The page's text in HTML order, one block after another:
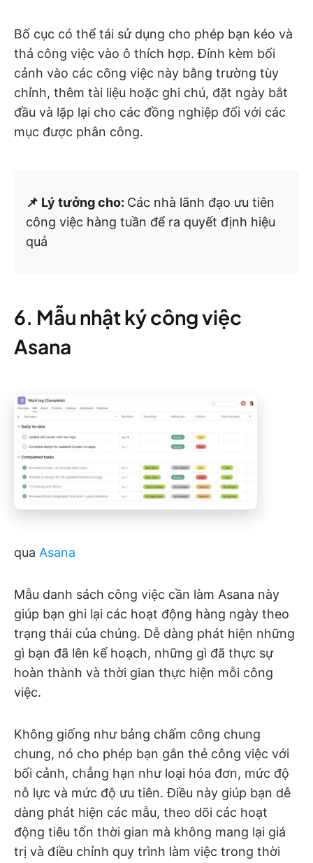
Bố cục có thể tái sử dụng cho phép bạn kéo và
thả công việc vào ô thích hợp. Đính kèm bối
cảnh vào các công việc này bằng trường tùy
chỉnh, thêm tài liệu hoặc ghi chú, đặt ngày bắt
đầu và lặp lại cho các đồng nghiệp đối với các
mục được phân công.
📌 Lý tưởng cho: Các nhà lãnh đạo ưu tiên
công việc hàng tuần để ra quyết định hiệu
quả
6. Mẫu nhật ký công việc
Asana
qua Asana
Mẫu danh sách công việc cần làm Asana này
giúp bạn ghi lại các hoạt động hàng ngày theo
trạng thái của chúng. Dễ dàng phát hiện những
gì bạn đã lên kế hoạch, những gì đã thực sự
hoàn thành và thời gian thực hiện mỗi công
việc.
Không giống như bảng chấm công chung
chung, nó cho phép bạn gắn thẻ công việc với
bối cảnh, chẳng hạn như loại hóa đơn, mức độ
nỗ lực và mức độ ưu tiên. Điều này giúp bạn dễ
dàng phát hiện các mẫu, theo dõi các hoạt
động tiêu tốn thời gian mà không mang lại giá
trị và điều chỉnh quy trình làm việc trong thời